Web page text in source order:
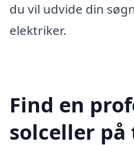
du vil udvide din
elektriker.
Find en
solceller